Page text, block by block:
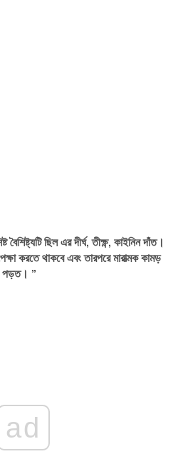
বৈশিষ্ট্যটি ছিল এর দীর্ঘ, তীক্ষ্ণ, কাইনিন দাঁত।
করতে থাকবে এবং তারপরে মারাত্মক কামড়
পড়ত। ”
ad